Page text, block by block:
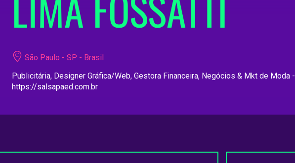
São Paulo - SP - Brasil
Publicitária, Designer Gráfica/Web, Gestora Financeira, Negócios & Mkt de Moda -
https://salsapaed.com.br